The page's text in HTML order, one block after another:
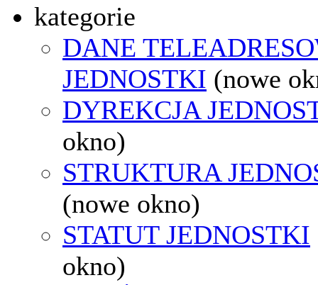
kategorie
DANE
JEDNOSTKI (nowe
DYREKCJA
okno)
STRUKTURA
(nowe okno)
STATUT JEDNOSTKI
okno)